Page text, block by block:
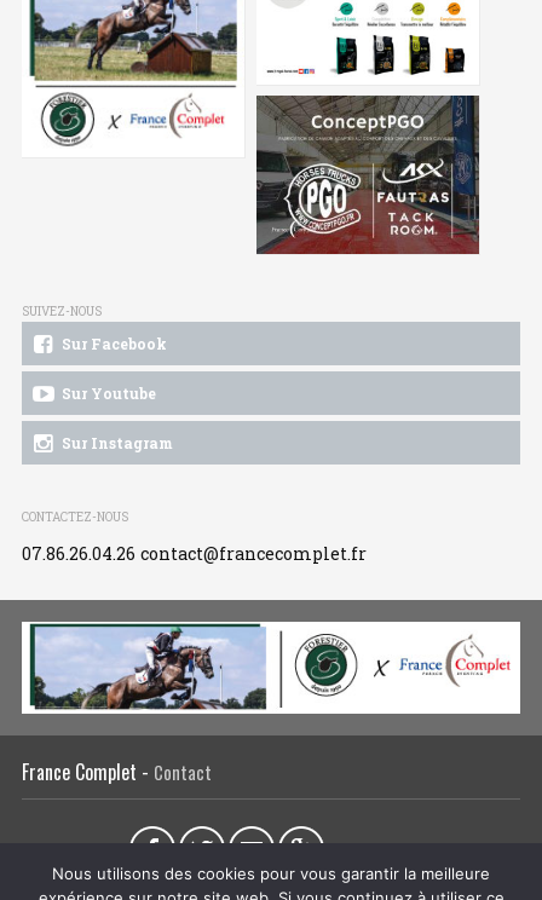
SUIVEZ-NOUS
Sur Facebook
Sur Youtube
Sur Instagram
CONTACTEZ-NOUS
07.86.26.04.26 contact@francecomplet.fr
France Complet - Contact
Nous utilisons des cookies pour vous garantir la meilleure